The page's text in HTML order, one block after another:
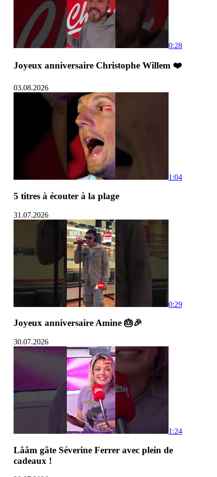
0:28
Joyeux anniversaire Christophe Willem ❤️
03.08.2026
1:04
5 titres à écouter à la plage
31.07.2026
0:29
Joyeux anniversaire Amine 🎂🎉
30.07.2026
1:24
Lââm gâte Séverine Ferrer avec plein de
cadeaux !